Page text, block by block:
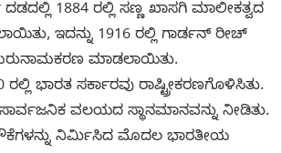
1884 ರಲ್ಲಿ ಸಣ್ಣ ಖಾಸಗಿ ಮಾಲೀಕತ್ವದ
ಇದನ್ನು 1916 ರಲ್ಲಿ ಗಾರ್ಡನ್ ರೀಚ್
ಮಾಡಲಾಯಿತು.
ರಲ್ಲಿ ಭಾರತ ಸರ್ಕಾರವು ರಾಷ್ಟ್ರೀಕರಣಗೊಳಿಸಿತು.
ವಲಯದ ಸ್ಥಾನಮಾನವನ್ನು ನೀಡಿತು.
ನಿರ್ಮಿಸಿದ ಮೊದಲ ಭಾರತೀಯ